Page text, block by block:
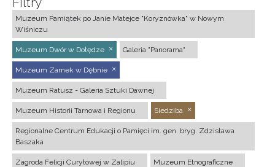
Muzeum Pamiątek po Janie Matejce "Koryznówka" w Nowym
Wiśniczu
Muzeum Dwór w Dołędze Galeria "Panorama"
Muzeum Zamek w Dębnie
Muzeum Ratusz - Galeria Sztuki Dawnej
Muzeum Historii Tarnowa i Regionu Siedziba
Regionalne Centrum Edukacji o Pamięci im. gen. bryg. Zdzisława
Baszaka
Zagroda Felicji Curyłowej w Zalipiu Muzeum Etnograficzne